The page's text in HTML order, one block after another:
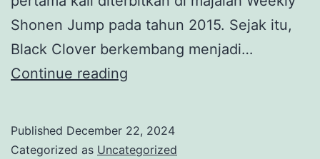
Shonen Jump pada tahun 2015. Sejak itu,
Black Clover berkembang menjadi…
Continue reading
Clover
Published December 22, 2024
Categorized as Uncategorized